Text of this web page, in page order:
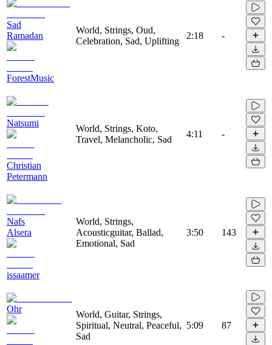
Sad
Ramadan
ForestMusic
World, Strings, Oud,
Celebration, Sad, Uplifting
2:18 -
Natsumi
Christian
Petermann
World, Strings, Koto,
Travel, Melancholic, Sad
4:11 -
Nafs
Alsera
issaamer
World, Strings,
Acousticguitar, Ballad,
Emotional, Sad
3:50 143
Ohr
World, Guitar, Strings,
Spiritual, Neutral, Peaceful,
Sad
5:09 87